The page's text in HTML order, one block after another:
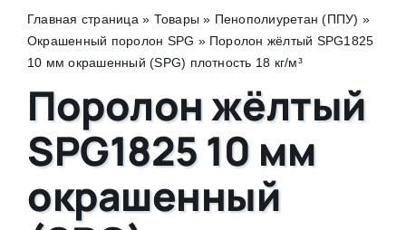
Главная страница » Товары » Пенополиуретан (ППУ) »
Окрашенный поролон SPG » Поролон жёлтый SPG1825
10 мм окрашенный (SPG) плотность 18 кг/м³
Поролон жёлтый
SPG1825 10 мм
окрашенный